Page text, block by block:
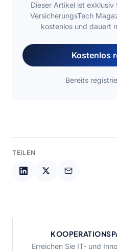
Dieser Artikel ist
VersicherungsTech
kostenlos und dauert
Kostenlos
Bereits
TEILEN
Erreichen Sie IT- und